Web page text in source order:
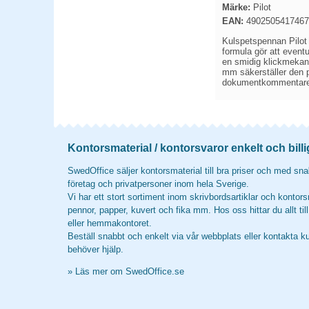
Märke: Pilot
EAN: 4902505417467
Kulspetspennan
formula gör att
en smidig
mm säkerställer den
Kontorsmaterial / kontorsvaror enkelt och
SwedOffice säljer kontorsmaterial till bra priser och med
företag och privatpersoner inom hela Sverige.
Vi har ett stort sortiment inom skrivbordsartiklar och
pennor, papper, kuvert och fika mm. Hos oss hittar du allt
eller hemmakontoret.
Beställ snabbt och enkelt via vår webbplats eller kontakta
behöver hjälp.
» Läs mer om SwedOffice.se